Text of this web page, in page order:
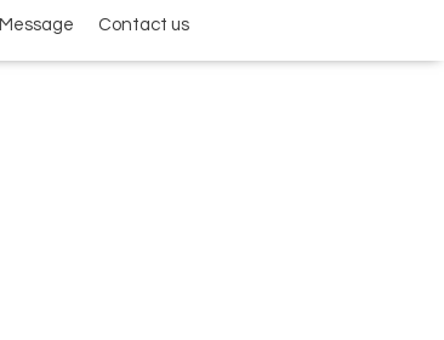
Message Contact us